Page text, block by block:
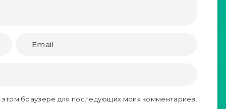
браузере для последующих моих комментариев.